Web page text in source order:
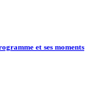
et ses moments